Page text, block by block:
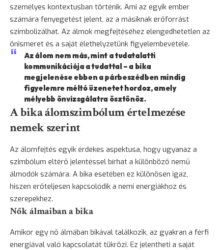
személyes kontextusban történik. Ami az egyik ember
számára fenyegetést jelent, az a másiknak erőforrást
szimbolizálhat. Az álmok megfejtéséhez elengedhetetlen az
önismeret és a saját élethelyzetünk figyelembevétele.
Az álom nem más, mint a tudatalatti
kommunikációja a tudattal – a bika
megjelenése ebben a párbeszédben mindig
figyelemre méltó üzenetet hordoz, amely
mélyebb önvizsgálatra ösztönöz.
A bika álomszimbólum értelmezése
nemek szerint
Az álomfejtés egyik érdekes aspektusa, hogy ugyanaz a
szimbólum eltérő jelentéssel bírhat a különböző nemű
álmodók számára. A bika esetében ez különösen igaz,
hiszen erőteljesen kapcsolódik a nemi energiákhoz és
szerepekhez.
Nők álmaiban a bika
Amikor egy nő álmában bikával találkozik, az gyakran a férfi
energiával való kapcsolatát tükrözi. Ez jelentheti a saját